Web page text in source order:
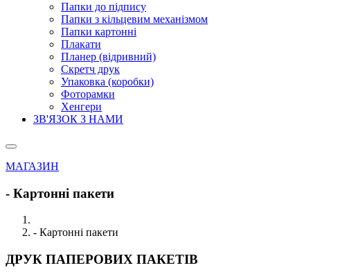
Папки до підпису
Папки з кільцевим механізмом
Папки картонні
Плакати
Планер (відривний)
Скретч друк
Упаковка (коробки)
Фоторамки
Хенгери
ЗВ'ЯЗОК З НАМИ
МАГАЗИН
- Картонні пакети
- Картонні пакети
ДРУК ПАПЕРОВИХ ПАКЕТІВ